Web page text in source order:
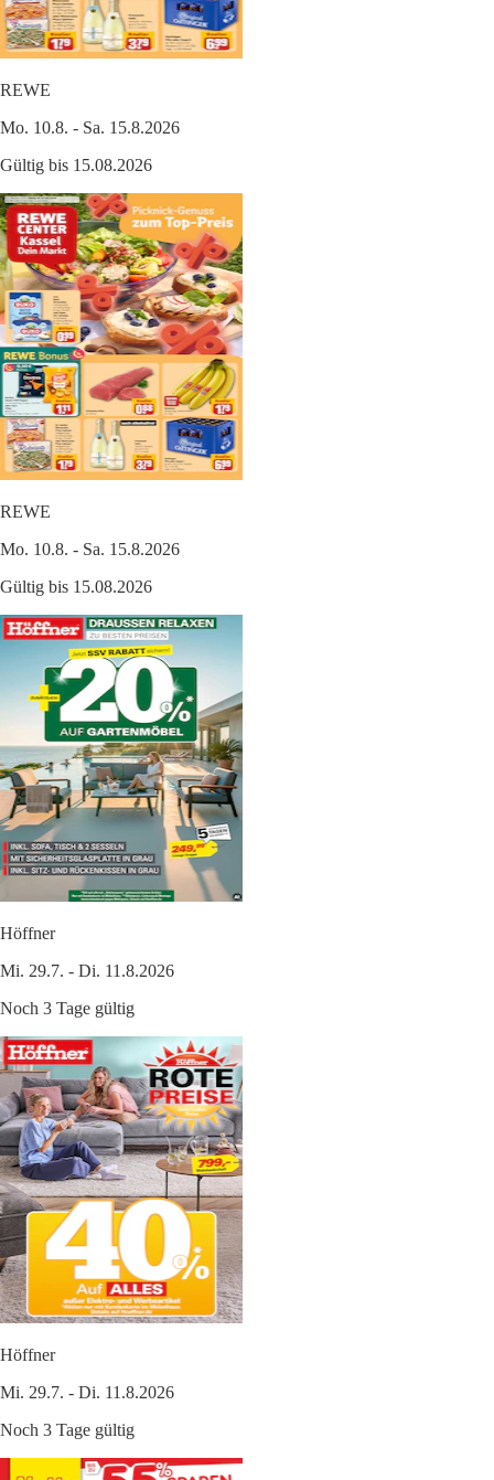
REWE
Mo. 10.8. - Sa. 15.8.2026
Gültig bis 15.08.2026
REWE
Mo. 10.8. - Sa. 15.8.2026
Gültig bis 15.08.2026
Höffner
Mi. 29.7. - Di. 11.8.2026
Noch 3 Tage gültig
Höffner
Mi. 29.7. - Di. 11.8.2026
Noch 3 Tage gültig